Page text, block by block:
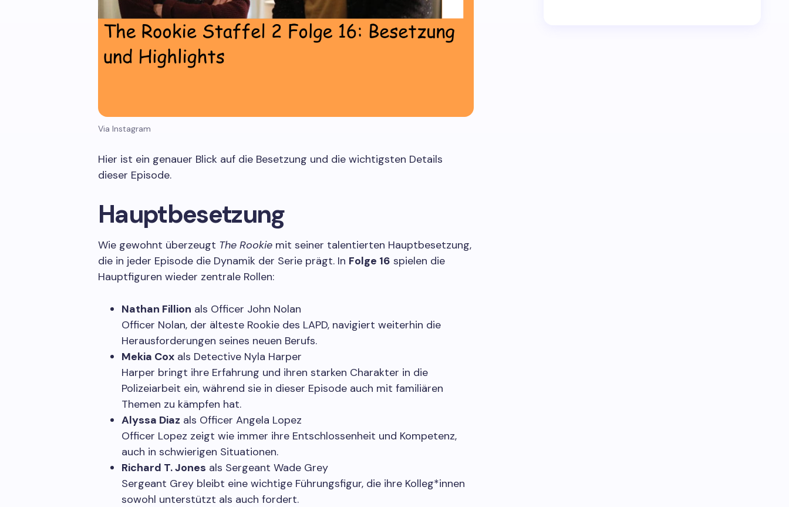
Via Instagram
Hier ist ein genauer Blick auf die Besetzung und die wichtigsten Details
dieser Episode.
Hauptbesetzung
Wie gewohnt überzeugt The Rookie mit seiner talentierten Hauptbesetzung,
die in jeder Episode die Dynamik der Serie prägt. In Folge 16 spielen die
Hauptfiguren wieder zentrale Rollen:
Nathan Fillion als Officer John Nolan
Officer Nolan, der älteste Rookie des LAPD, navigiert weiterhin die
Herausforderungen seines neuen Berufs.
Mekia Cox als Detective Nyla Harper
Harper bringt ihre Erfahrung und ihren starken Charakter in die
Polizeiarbeit ein, während sie in dieser Episode auch mit familiären
Themen zu kämpfen hat.
Alyssa Diaz als Officer Angela Lopez
Officer Lopez zeigt wie immer ihre Entschlossenheit und Kompetenz,
auch in schwierigen Situationen.
Richard T. Jones als Sergeant Wade Grey
Sergeant Grey bleibt eine wichtige Führungsfigur, die ihre Kolleg*innen
sowohl unterstützt als auch fordert.